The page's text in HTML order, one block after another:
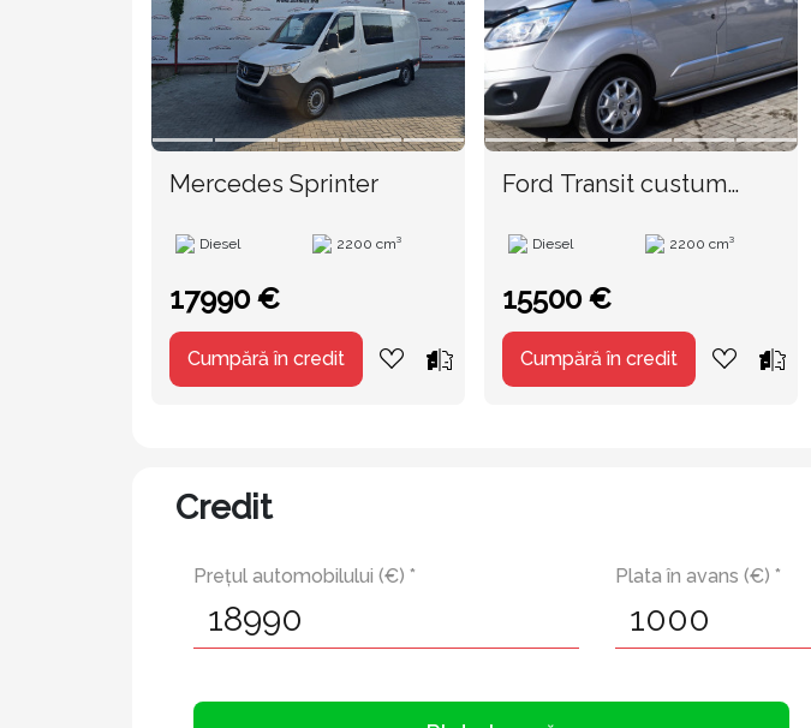
Mercedes Sprinter
Diesel 2200 cm³
17990 €
Cumpără în credit
Ford Transit custum
Diesel 2200 cm³
15500 €
Cumpără în credit
Credit
Prețul automobilului (€) * Plata în avans (€) *